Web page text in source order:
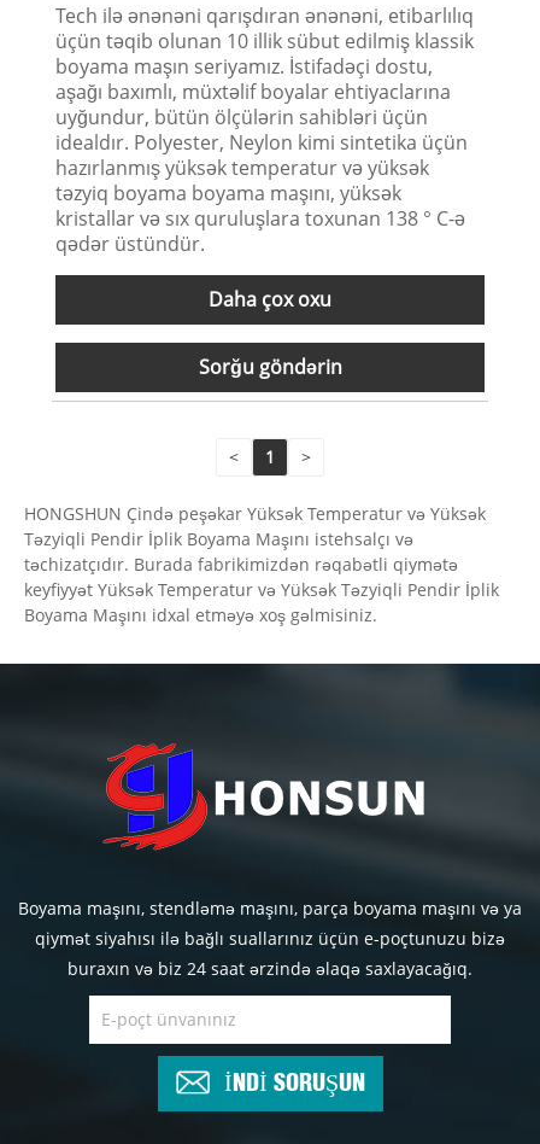
Tech ilə ənənəni qarışdıran ənənəni, etibarlılıq
üçün təqib olunan 10 illik sübut edilmiş klassik
boyama maşın seriyamız. İstifadəçi dostu,
aşağı baxımlı, müxtəlif boyalar ehtiyaclarına
uyğundur, bütün ölçülərin sahibləri üçün
idealdır. Polyester, Neylon kimi sintetika üçün
hazırlanmış yüksək temperatur və yüksək
təzyiq boyama boyama maşını, yüksək
kristallar və sıx quruluşlara toxunan 138 ° C-ə
qədər üstündür.
Daha çox oxu
Sorğu göndərin
< 1 >
HONGSHUN Çində peşəkar Yüksək Temperatur və Yüksək
Təzyiqli Pendir İplik Boyama Maşını istehsalçı və
təchizatçıdır. Burada fabrikimizdən rəqabətli qiymətə
keyfiyyət Yüksək Temperatur və Yüksək Təzyiqli Pendir İplik
Boyama Maşını idxal etməyə xoş gəlmisiniz.
Boyama maşını, stendləmə maşını, parça boyama maşını və ya
qiymət siyahısı ilə bağlı suallarınız üçün e-poçtunuzu bizə
buraxın və biz 24 saat ərzində əlaqə saxlayacağıq.
İNDİ SORUŞUN